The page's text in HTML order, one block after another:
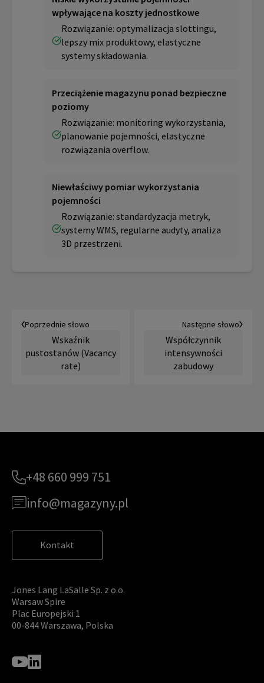
wpływające na koszty jednostkowe
Rozwiązanie: optymalizacja slottingu,
lepszy mix produktowy, elastyczne
systemy składowania.
Przeciążenie magazynu ponad bezpieczne
poziomy
Rozwiązanie: monitoring wykorzystania,
planowanie pojemności, elastyczne
rozwiązania overflow.
Niewłaściwy pomiar wykorzystania
pojemności
Rozwiązanie: standardyzacja metryk,
systemy WMS, regularne audyty, analiza
3D przestrzeni.
Poprzednie słowo
Wskaźnik
pustostanów (Vacancy
rate)
Następne słowo
Współczynnik
intensywności
zabudowy
+48 660 999 751
info@magazyny.pl
Kontakt
Jones Lang LaSalle Sp. z o.o.
Warsaw Spire
Plac Europejski 1
00-844 Warszawa, Polska